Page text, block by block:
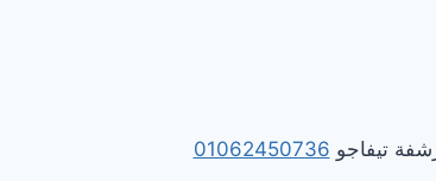
01062450736